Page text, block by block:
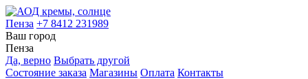
Пенза +7 8412 231989
Ваш город
Пенза
Да, верно Выбрать другой
Состояние заказа Магазины Оплата Контакты